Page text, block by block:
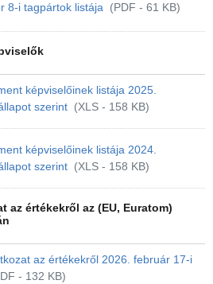
8-i tagpártok listája (PDF - 61 KB)
képviselőinek listája 2025.
szerint (XLS - 158 KB)
képviselőinek listája 2024.
szerint (XLS - 158 KB)
az értékekről az (EU, Euratom)
az értékekről 2026. február 17-i
- 132 KB)